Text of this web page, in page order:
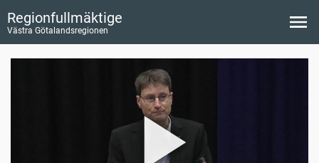
Regionfullmäktige
Västra Götalandsregionen